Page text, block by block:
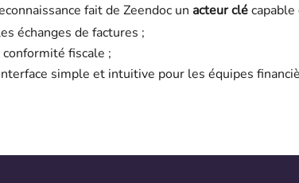
fait de Zeendoc un acteur clécapable
échanges de factures ;
fiscale ;
simple et intuitive pour les équipes